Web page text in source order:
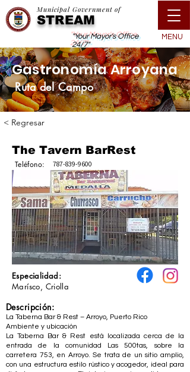
Municipal Government of
STREAM
"Your Mayor's Office
24/7"
MENU
Gastronomía Arroyana
Ruta del Campo
< Regresar
The Tavern BarRest
Teléfono: 787-839-9600
Especialidad:
Marísco, Criolla
Descripción:
La Taberna Bar & Rest – Arroyo, Puerto Rico
Ambiente y ubicación
La Taberna Bar & Rest está localizada cerca de la
entrada de la comunidad Las 500tas, sobre la
carretera 753, en Arroyo. Se trata de un sitio amplio,
con una estructura estilo rústico y acogedor, ideal para